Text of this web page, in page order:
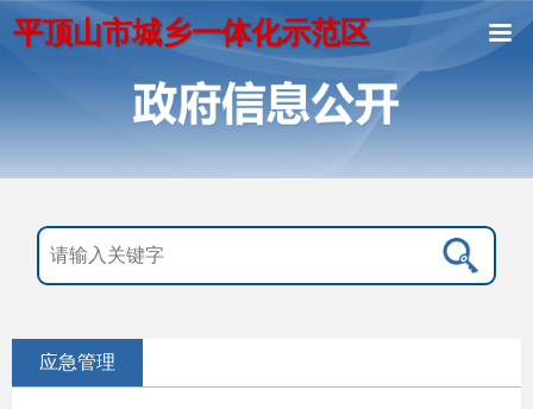
平顶山市城乡一体化示范区
应急管理